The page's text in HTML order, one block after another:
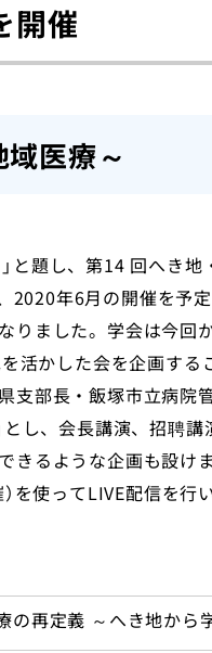
開催
医療～
と題し、第14 回へき地
2020年6月の開催を予
りました。学会は今回
活かした会を企画する
支部長・飯塚市立病院
し、会長講演、招聘
るような企画も設けま
を使ってLIVE配信を行
再定義 ～へき地から